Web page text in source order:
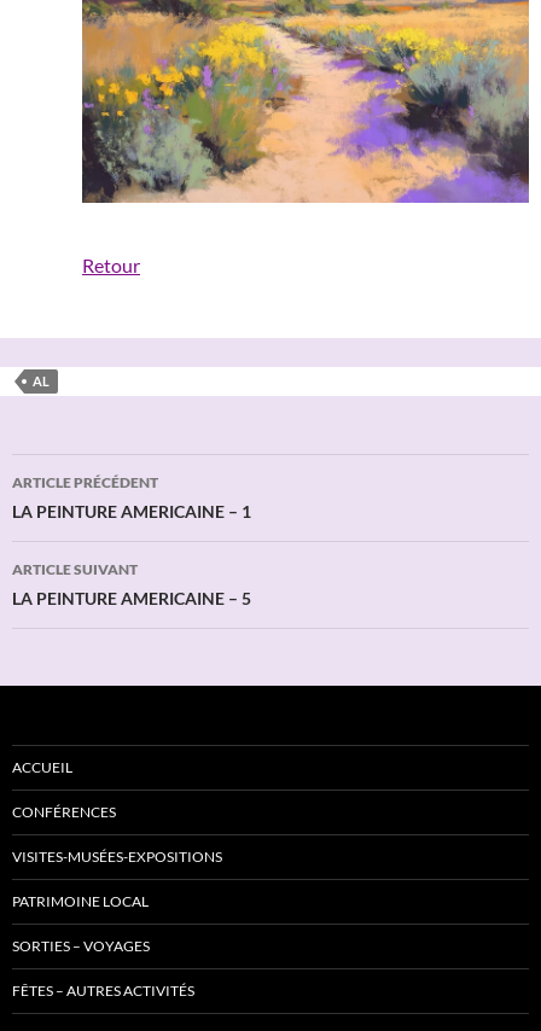
Retour
AL
Navigation
des
articles
ARTICLE PRÉCÉDENT
LA PEINTURE AMERICAINE – 1
ARTICLE SUIVANT
LA PEINTURE AMERICAINE – 5
ACCUEIL
CONFÉRENCES
VISITES-MUSÉES-EXPOSITIONS
PATRIMOINE LOCAL
SORTIES – VOYAGES
FÊTES – AUTRES ACTIVITÉS